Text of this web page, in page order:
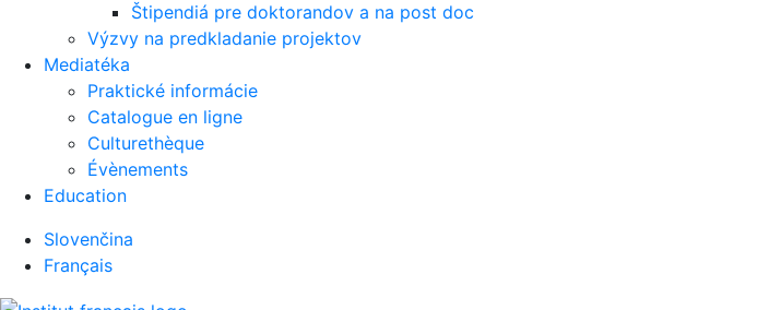
Štipendiá pre doktorandov a na post doc
Výzvy na predkladanie projektov
Mediatéka
Praktické informácie
Catalogue en ligne
Culturethèque
Évènements
Education
Slovenčina
Français